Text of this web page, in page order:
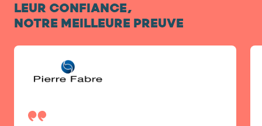
LEUR CONFIANCE,
NOTRE MEILLEURE PREUVE
Diapositive 1 / 5